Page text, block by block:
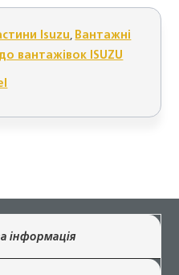
Isuzu,Вантажні
вантажівок ISUZU
інформація